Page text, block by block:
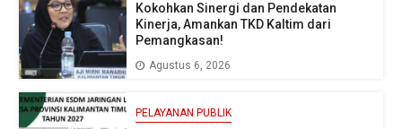
Kokohkan Sinergi dan Pendekatan
Kinerja, Amankan TKD Kaltim dari
Pemangkasan!
Agustus 6, 2026
PELAYANAN PUBLIK